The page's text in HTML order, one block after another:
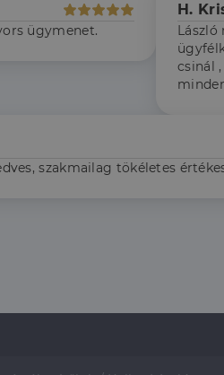
ügymenet.
H.
László
csinál
szakmailag tökéletes
Meta
Inc.